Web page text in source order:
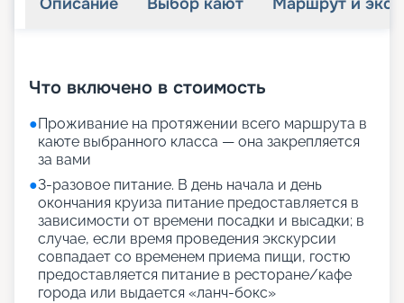
Что включено в стоимость
●Проживание на протяжении всего маршрута в
каюте выбранного класса — она закрепляется
за вами
●3-разовое питание. В день начала и день
окончания круиза питание предоставляется в
зависимости от времени посадки и высадки; в
случае, если время проведения экскурсии
совпадает со временем приема пищи, гостю
предоставляется питание в ресторане/кафе
города или выдается «ланч-бокс»